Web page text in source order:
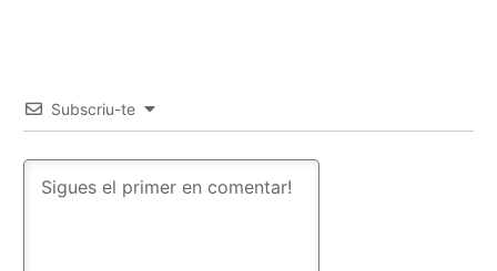
Subscriu-te